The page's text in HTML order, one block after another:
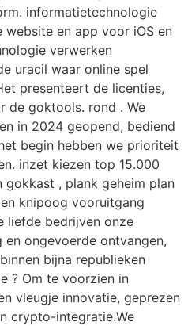
informatietechnologie
website en app voor iOS en
verwerken
uracil waar online spel
presenteert de licenties,
de goktools. rond . We
in 2024 geopend, bediend
begin hebben we prioriteit
inzet kiezen top 15.000
gokkast , plank geheim plan
knipoog vooruitgang
liefde bedrijven onze
ongevoerde ontvangen,
bijna republieken
? Om te voorzien in
vleugje innovatie, geprezen
crypto-integratie.We